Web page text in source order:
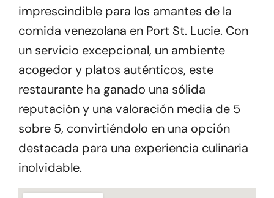
imprescindible para los amantes de la
comida venezolana en Port St. Lucie. Con
un servicio excepcional, un ambiente
acogedor y platos auténticos, este
restaurante ha ganado una sólida
reputación y una valoración media de 5
sobre 5, convirtiéndolo en una opción
destacada para una experiencia culinaria
inolvidable.